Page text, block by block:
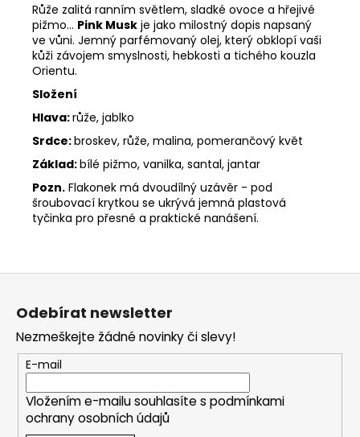
Růže zalitá ranním světlem, sladké ovoce a hřejivé
pižmo... Pink Musk je jako milostný dopis napsaný
ve vůni. Jemný parfémovaný olej, který obklopí vaši
kůži závojem smyslnosti, hebkosti a tichého kouzla
Orientu.
Složení
Hlava:růže, jablko
Srdce:broskev, růže, malina, pomerančový květ
Základ:bílé pižmo, vanilka, santal, jantar
Pozn. Flakonek má dvoudílný uzávěr - pod
šroubovací krytkou se ukrývá jemná plastová
tyčinka pro přesné a praktické nanášení.
Z
Odebírat newsletter
Nezmeškejte žádné novinky či slevy!
E-mail
Vložením e-mailu souhlasíte s podmínkami
ochrany osobních údajů